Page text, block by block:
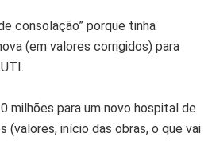
consolação” porque tinha
(em valores corrigidos) para
milhões para um novo hospital de
(valores, início das obras, o que vai